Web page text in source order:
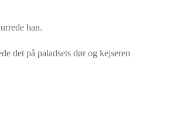
han.
det på paladsets dør og kejseren